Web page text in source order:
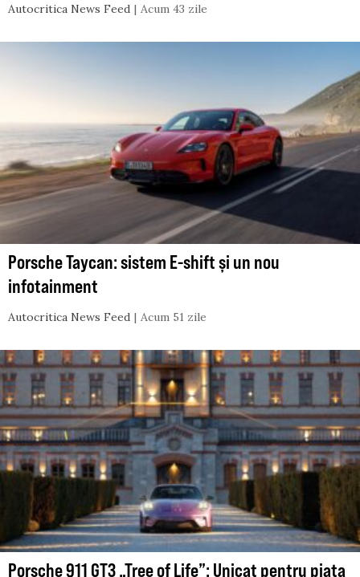
Autocritica News Feed Acum 43 zile
Porsche Taycan: sistem E-shift și un nou
infotainment
Autocritica News Feed Acum 51 zile
Porsche 911 GT3 „Tree of Life”: Unicat pentru piața